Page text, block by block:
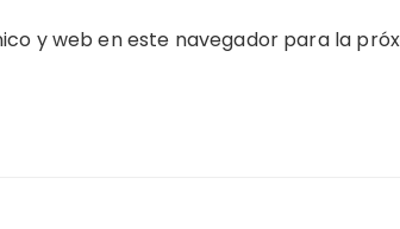
y web en este navegador para la